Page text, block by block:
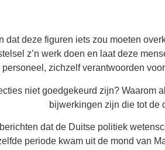
dat deze figuren iets zou moeten
z’n werk doen en laat deze
personeel, zichzelf verantwoorden
niet goedgekeurd zijn?
bijwerkingen zijn die tot de
dat de Duitse politiek
periode kwam uit de mond van